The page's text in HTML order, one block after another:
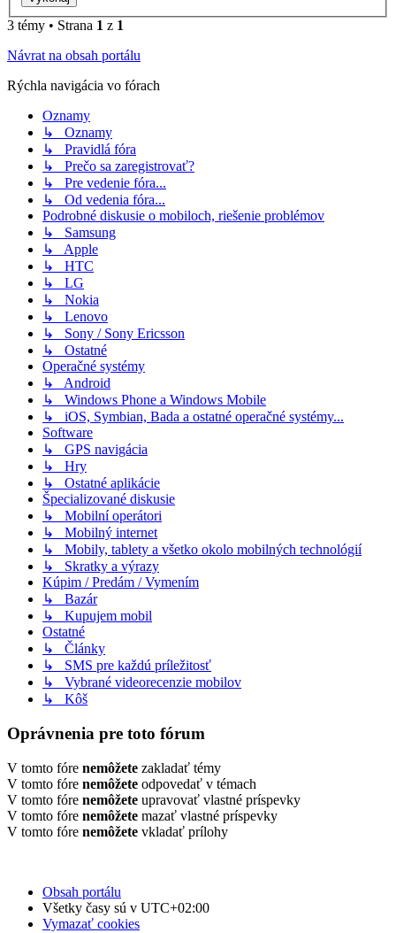
3 témy • Strana 1 z 1
Návrat na obsah portálu
Rýchla navigácia vo fórach
Oznamy
↳ Oznamy
↳ Pravidlá fóra
↳ Prečo sa zaregistrovať?
↳ Pre vedenie fóra...
↳ Od vedenia fóra...
Podrobné diskusie o mobiloch, riešenie problémov
↳ Samsung
↳ Apple
↳ HTC
↳ LG
↳ Nokia
↳ Lenovo
↳ Sony / Sony Ericsson
↳ Ostatné
Operačné systémy
↳ Android
↳ Windows Phone a Windows Mobile
↳ iOS, Symbian, Bada a ostatné operačné systémy...
Software
↳ GPS navigácia
↳ Hry
↳ Ostatné aplikácie
Špecializované diskusie
↳ Mobilní operátori
↳ Mobilný internet
↳ Mobily, tablety a všetko okolo mobilných technológií
↳ Skratky a výrazy
Kúpim / Predám / Vymením
↳ Bazár
↳ Kupujem mobil
Ostatné
↳ Články
↳ SMS pre každú príležitosť
↳ Vybrané videorecenzie mobilov
↳ Kôš
Oprávnenia pre toto fórum
V tomto fóre nemôžete zakladať témy
V tomto fóre nemôžete odpovedať v témach
V tomto fóre nemôžete upravovať vlastné príspevky
V tomto fóre nemôžete mazať vlastné príspevky
V tomto fóre nemôžete vkladať prílohy
Obsah portálu
Všetky časy sú v UTC+02:00
Vymazať cookies